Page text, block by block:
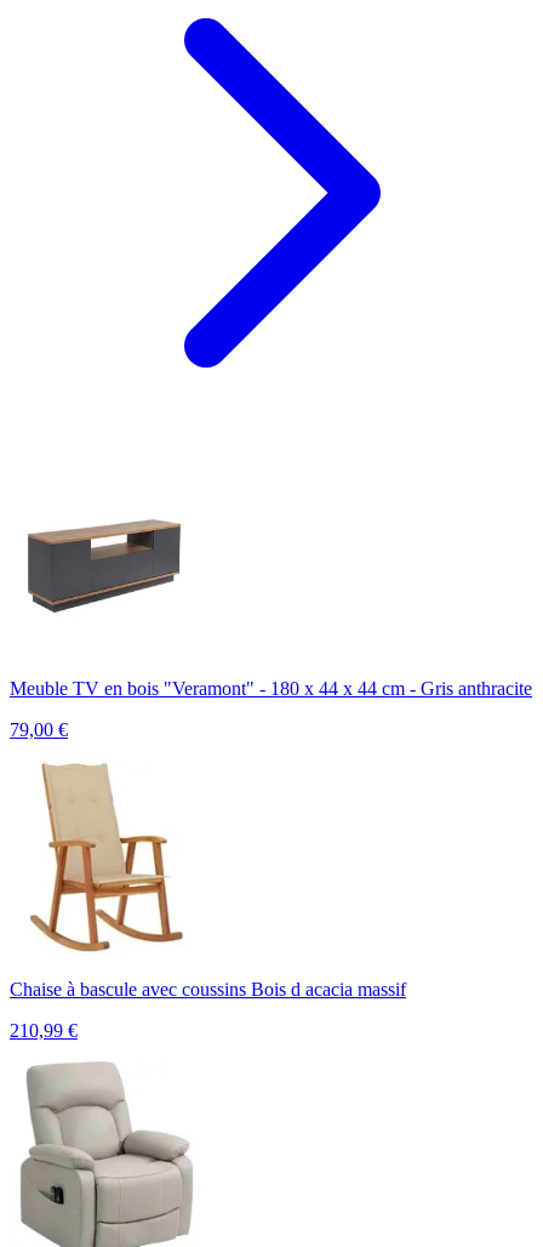
Meuble TV en bois "Veramont" - 180 x 44 x 44 cm - Gris anthracite
79,00 €
Chaise à bascule avec coussins Bois d acacia massif
210,99 €